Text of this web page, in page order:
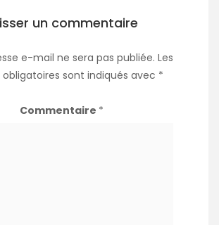
un commentaire
e-mail ne sera pas publiée. Les
sont indiqués avec *
Commentaire *